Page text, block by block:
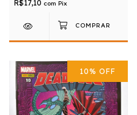
R$17,10 com Pix
10% OFF